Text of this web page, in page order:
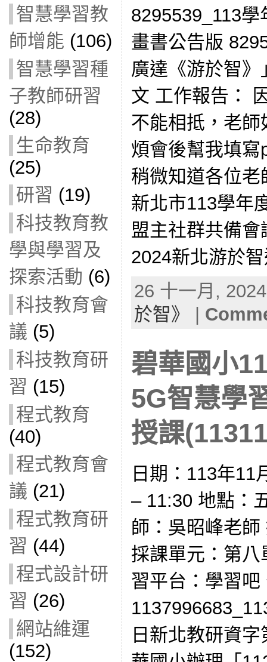
智慧學習教
師增能 (106)
智慧學習種
子教師研習
(28)
生命教育
(25)
研習 (19)
科技教育教
學與學習及
探索活動 (6)
科技教育會
議 (5)
科技教育研
習 (15)
程式教育
(40)
程式教育會
議 (21)
程式教育研
習 (44)
程式設計研
習 (26)
網站維運
(152)
8295539_113
畫書公告版
廣達《游於智
文 工作報告：
不能相抵，老
煩會後幫我填
稍微知道各位
新北市113學年
盟主社群共備
2024新北游於
26 十一月,
於智》
碧華國小
5G智慧學
授課
日期：113年11
– 11:30 地點：
師：吳昭峰老
採課單元：第
習平台：學習
日新北教研資